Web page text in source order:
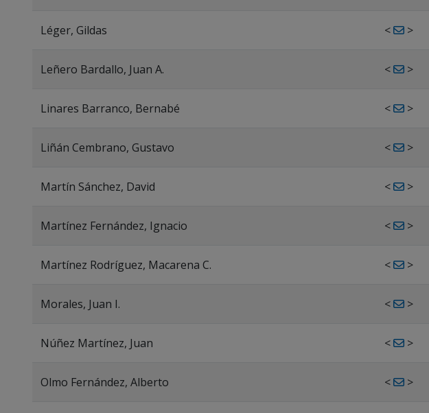
Léger, Gildas < >
Leñero Bardallo, Juan A. < >
Linares Barranco, Bernabé < >
Liñán Cembrano, Gustavo < >
Martín Sánchez, David < >
Martínez Fernández, Ignacio < >
Martínez Rodríguez, Macarena C. < >
Morales, Juan I. < >
Núñez Martínez, Juan < >
Olmo Fernández, Alberto < >